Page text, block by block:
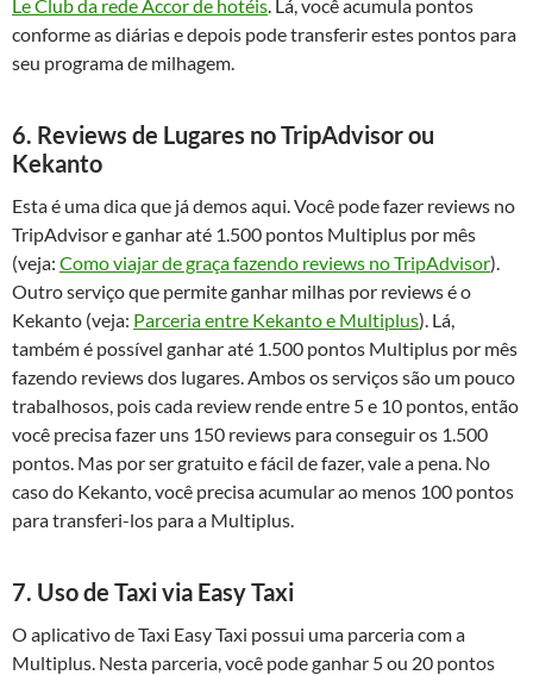
Le Club da rede Accor de hotéis. Lá, você acumula pontos
conforme as diárias e depois pode transferir estes pontos para
seu programa de milhagem.
6. Reviews de Lugares no TripAdvisor ou
Kekanto
Esta é uma dica que já demos aqui. Você pode fazer reviews no
TripAdvisor e ganhar até 1.500 pontos Multiplus por mês
(veja: Como viajar de graça fazendo reviews no TripAdvisor).
Outro serviço que permite ganhar milhas por reviews é o
Kekanto (veja: Parceria entre Kekanto e Multiplus). Lá,
também é possível ganhar até 1.500 pontos Multiplus por mês
fazendo reviews dos lugares. Ambos os serviços são um pouco
trabalhosos, pois cada review rende entre 5 e 10 pontos, então
você precisa fazer uns 150 reviews para conseguir os 1.500
pontos. Mas por ser gratuito e fácil de fazer, vale a pena. No
caso do Kekanto, você precisa acumular ao menos 100 pontos
para transferi-los para a Multiplus.
7. Uso de Taxi via Easy Taxi
O aplicativo de Taxi Easy Taxi possui uma parceria com a
Multiplus. Nesta parceria, você pode ganhar 5 ou 20 pontos